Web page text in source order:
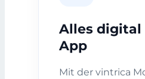
Alles digital
App
Mit der vintrica